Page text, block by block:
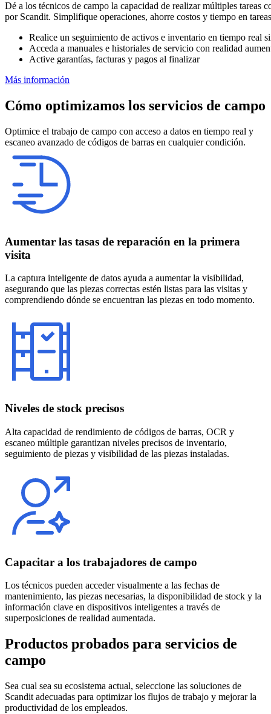
Dé a los técnicos de campo la capacidad de realizar múltiples tareas
por Scandit. Simplifique operaciones, ahorre costos y tiempo en
Realice un seguimiento de activos e inventario en tiempo real
Acceda a manuales e historiales de servicio con realidad
Active garantías, facturas y pagos al finalizar
Más información
Cómo optimizamos los servicios de campo
Optimice el trabajo de campo con acceso a datos en tiempo real y
escaneo avanzado de códigos de barras en cualquier condición.
Aumentar las tasas de reparación en la primera
visita
La captura inteligente de datos ayuda a aumentar la visibilidad,
asegurando que las piezas correctas estén listas para las visitas y
comprendiendo dónde se encuentran las piezas en todo momento.
Niveles de stock precisos
Alta capacidad de rendimiento de códigos de barras, OCR y
escaneo múltiple garantizan niveles precisos de inventario,
seguimiento de piezas y visibilidad de las piezas instaladas.
Capacitar a los trabajadores de campo
Los técnicos pueden acceder visualmente a las fechas de
mantenimiento, las piezas necesarias, la disponibilidad de stock y la
información clave en dispositivos inteligentes a través de
superposiciones de realidad aumentada.
Productos probados para servicios de
campo
Sea cual sea su ecosistema actual, seleccione las soluciones de
Scandit adecuadas para optimizar los flujos de trabajo y mejorar la
productividad de los empleados.